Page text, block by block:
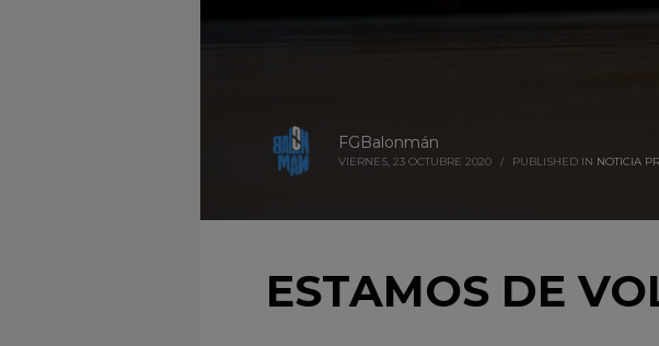
FGBalonmán
VIERNES, 23 OCTUBRE 2020 / PUBLISHED IN NOTICIA
ESTAMOS DE